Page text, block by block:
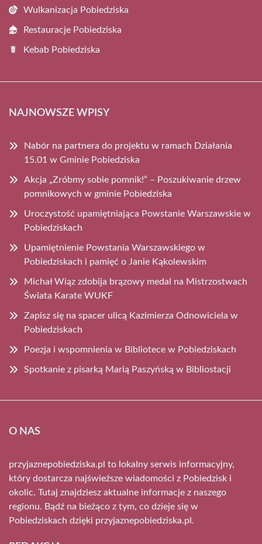
Wulkanizacja Pobiedziska
Restauracje Pobiedziska
Kebab Pobiedziska
NAJNOWSZE WPISY
Nabór na partnera do projektu w ramach Działania
15.01 w Gminie Pobiedziska
Akcja „Zróbmy sobie pomnik!” – Poszukiwanie drzew
pomnikowych w gminie Pobiedziska
Uroczystość upamiętniająca Powstanie Warszawskie w
Pobiedziskach
Upamiętnienie Powstania Warszawskiego w
Pobiedziskach i pamięć o Janie Kąkolewskim
Michał Wiąz zdobija brązowy medal na Mistrzostwach
Świata Karate WUKF
Zapisz się na spacer ulicą Kazimierza Odnowiciela w
Pobiedziskach
Poezja i wspomnienia w Bibliotece w Pobiedziskach
Spotkanie z pisarką Marią Paszyńską w Bibliostacji
O NAS
przyjaznepobiedziska.pl to lokalny serwis informacyjny,
który dostarcza najświeższe wiadomości z Pobiedzisk i
okolic. Tutaj znajdziesz aktualne informacje z naszego
regionu. Bądź na bieżąco z tym, co dzieje się w
Pobiedziskach dzięki przyjaznepobiedziska.pl.